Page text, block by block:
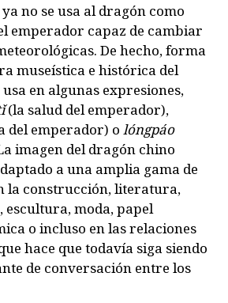
no se usa al dragón como
emperador capaz de cambiar
De hecho, forma
museística e histórica del
en algunas expresiones,
ǐ(la salud del emperador),
del emperador) o lóngpáo
imagen del dragón chino
a una amplia gama de
la construcción, literatura,
moda, papel
o incluso en las relaciones
hace que todavía siga siendo
de conversación entre los